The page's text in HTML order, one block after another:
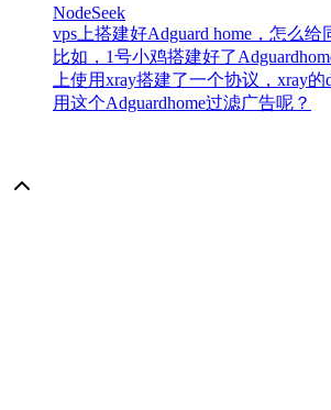
NodeSeek
vps上搭建好Adguard home，怎么给
比如，1号小鸡搭建好了
上使用xray搭建了一个协议，xray
用这个Adguardhome过滤广告呢？